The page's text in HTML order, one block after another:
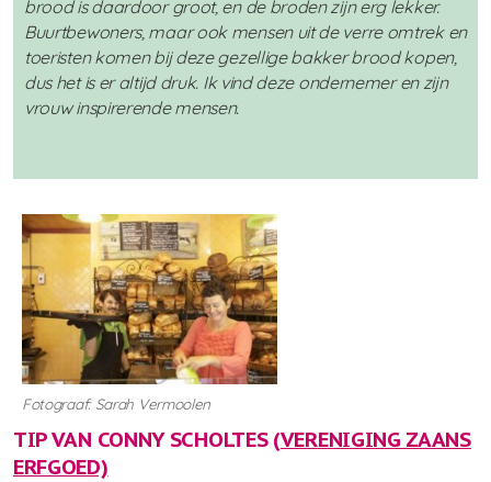
brood is daardoor groot, en de broden zijn erg lekker.
Buurtbewoners, maar ook mensen uit de verre omtrek en
toeristen komen bij deze gezellige bakker brood kopen,
dus het is er altijd druk. Ik vind deze ondernemer en zijn
vrouw inspirerende mensen.
Fotograaf: Sarah Vermoolen
TIP VAN CONNY SCHOLTES (VERENIGING ZAANS
ERFGOED)